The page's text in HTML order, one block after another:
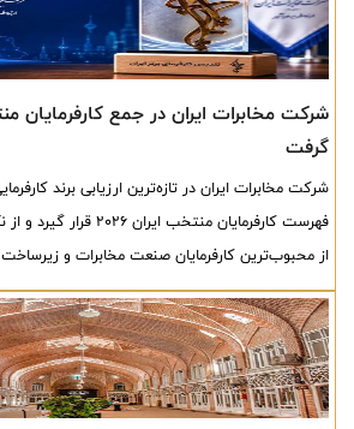
گرفت
شرکت مخابرات ایران در تازه‌ترین ارزیابی برند
فهرست کارفرمایان منتخب
از محبوب‌ترین کارفرمایان صنعت مخابرات و